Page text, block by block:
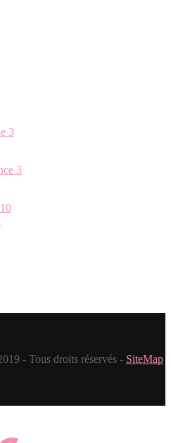
3
3
10
- Tous droits réservés - SiteMap